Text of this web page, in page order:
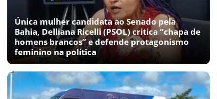
Única mulher candidata ao Senado pela
Bahia, Delliana Ricelli (PSOL) critica “chapa de
homens brancos” e defende protagonismo
feminino na política